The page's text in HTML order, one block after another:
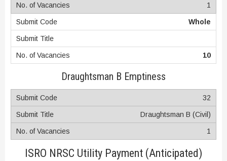
1
Whole
10
Draughtsman B Emptiness
32
Draughtsman B (Civil)
1
ISRO NRSC Utility Payment (Anticipated)